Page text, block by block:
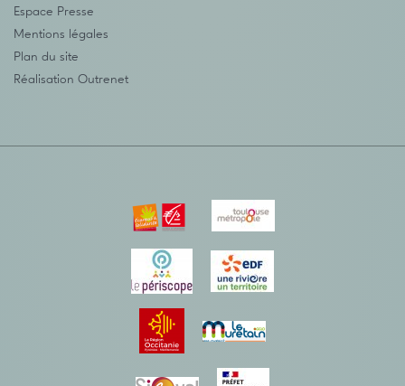
Espace Presse
Mentions légales
Plan du site
Réalisation Outrenet